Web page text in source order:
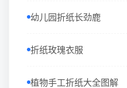
幼儿园折纸长劲鹿
折纸玫瑰衣服
植物手工折纸大全图解